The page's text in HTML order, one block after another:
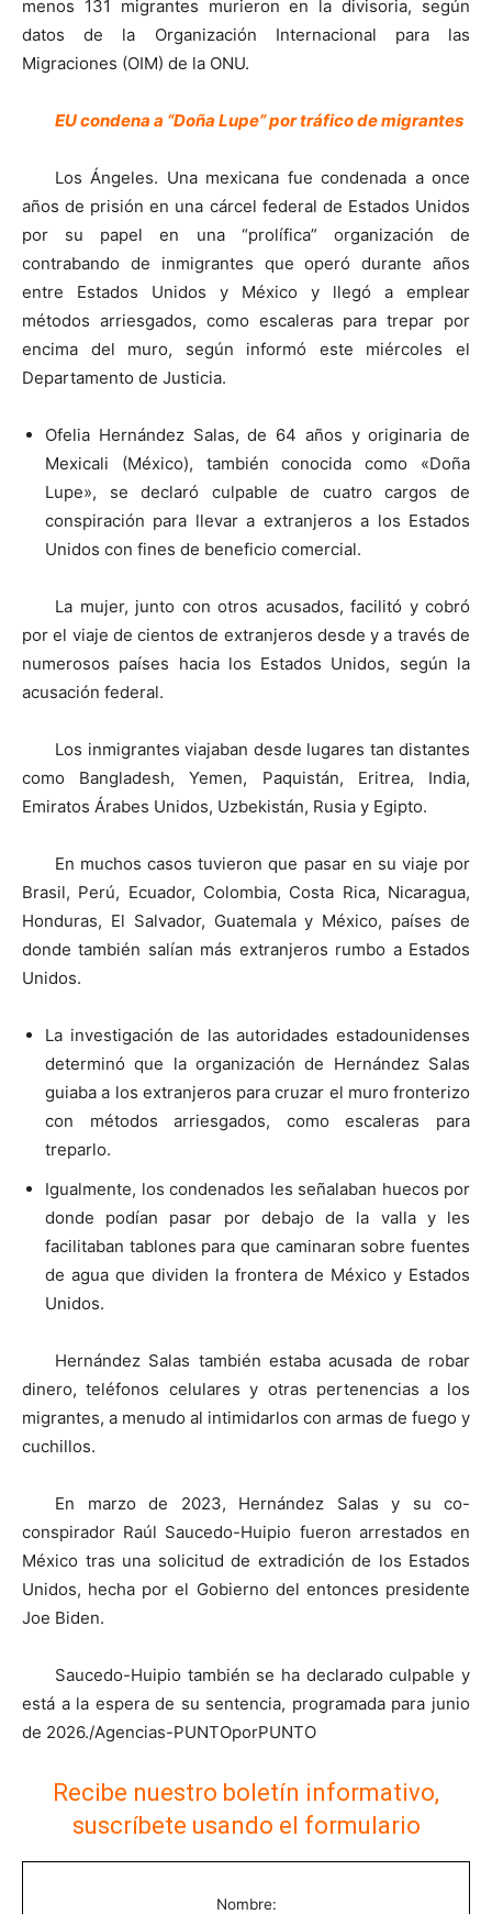
menos 131 migrantes murieron en la divisoria, según
datos de la Organización Internacional para las
Migraciones (OIM) de la ONU.
EU condena a “Doña Lupe” por tráfico de migrantes
Los Ángeles. Una mexicana fue condenada a once
años de prisión en una cárcel federal de Estados Unidos
por su papel en una “prolífica” organización de
contrabando de inmigrantes que operó durante años
entre Estados Unidos y México y llegó a emplear
métodos arriesgados, como escaleras para trepar por
encima del muro, según informó este miércoles el
Departamento de Justicia.
Ofelia Hernández Salas, de 64 años y originaria de
Mexicali (México), también conocida como «Doña
Lupe», se declaró culpable de cuatro cargos de
conspiración para llevar a extranjeros a los Estados
Unidos con fines de beneficio comercial.
La mujer, junto con otros acusados, facilitó y cobró
por el viaje de cientos de extranjeros desde y a través de
numerosos países hacia los Estados Unidos, según la
acusación federal.
Los inmigrantes viajaban desde lugares tan distantes
como Bangladesh, Yemen, Paquistán, Eritrea, India,
Emiratos Árabes Unidos, Uzbekistán, Rusia y Egipto.
En muchos casos tuvieron que pasar en su viaje por
Brasil, Perú, Ecuador, Colombia, Costa Rica, Nicaragua,
Honduras, El Salvador, Guatemala y México, países de
donde también salían más extranjeros rumbo a Estados
Unidos.
La investigación de las autoridades estadounidenses
determinó que la organización de Hernández Salas
guiaba a los extranjeros para cruzar el muro fronterizo
con métodos arriesgados, como escaleras para
treparlo.
Igualmente, los condenados les señalaban huecos por
donde podían pasar por debajo de la valla y les
facilitaban tablones para que caminaran sobre fuentes
de agua que dividen la frontera de México y Estados
Unidos.
Hernández Salas también estaba acusada de robar
dinero, teléfonos celulares y otras pertenencias a los
migrantes, a menudo al intimidarlos con armas de fuego y
cuchillos.
En marzo de 2023, Hernández Salas y su co-
conspirador Raúl Saucedo-Huipio fueron arrestados en
México tras una solicitud de extradición de los Estados
Unidos, hecha por el Gobierno del entonces presidente
Joe Biden.
Saucedo-Huipio también se ha declarado culpable y
está a la espera de su sentencia, programada para junio
de 2026./Agencias-PUNTOporPUNTO
Recibe nuestro boletín informativo,
suscríbete usando el formulario
Nombre: